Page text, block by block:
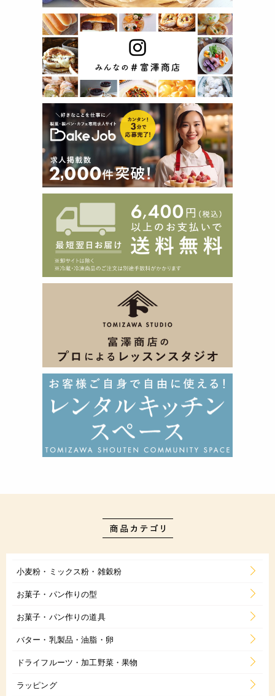
小麦粉・ミックス粉・雑穀粉
お菓子・パン作りの型
お菓子・パン作りの道具
バター・乳製品・油脂・卵
ドライフルーツ・加工野菜・果物
ラッピング